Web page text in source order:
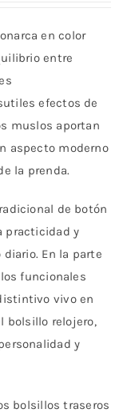
en color
entre
efectos de
muslos aportan
aspecto moderno
la prenda.
de botón
practicidad y
En la parte
funcionales
vivo en
bolsillo relojero,
y
bolsillos traseros